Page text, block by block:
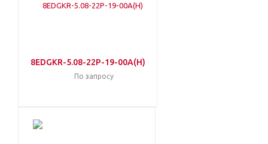
8EDGKR-5.08-22P-19-00A(H)
По запросу